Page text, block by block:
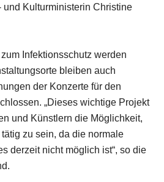
und Kulturministerin Christine
Infektionsschutz werden
bleiben auch
der Konzerte für den
„Dieses wichtige Projekt
und Künstlern die Möglichkeit,
zu sein, da die normale
derzeit nicht möglich ist“, so die